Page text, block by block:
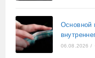
Основной
06.08.2026 /